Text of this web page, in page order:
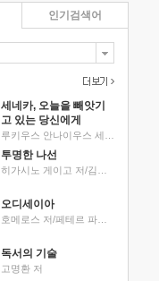
세네카, 오늘을 빼앗기
고 있는 당신에게
투명한 나선
오디세이아
독서의 기술
고명환 저
인기검색어